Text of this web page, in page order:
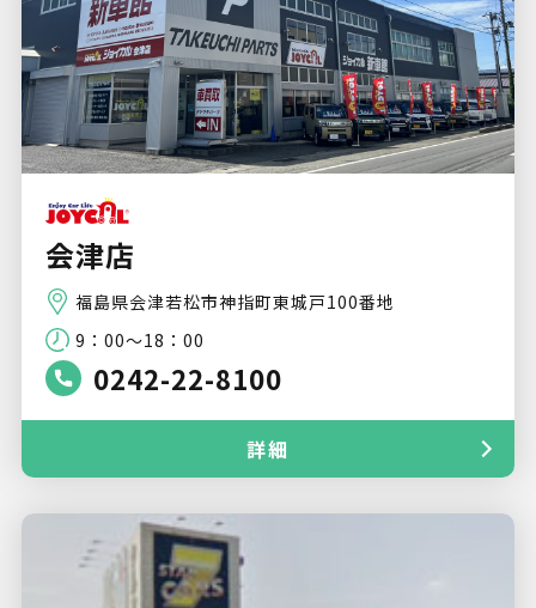
会津店
福島県会津若松市神指町東城戸100番地
9：00～18：00
0242-22-8100
詳細